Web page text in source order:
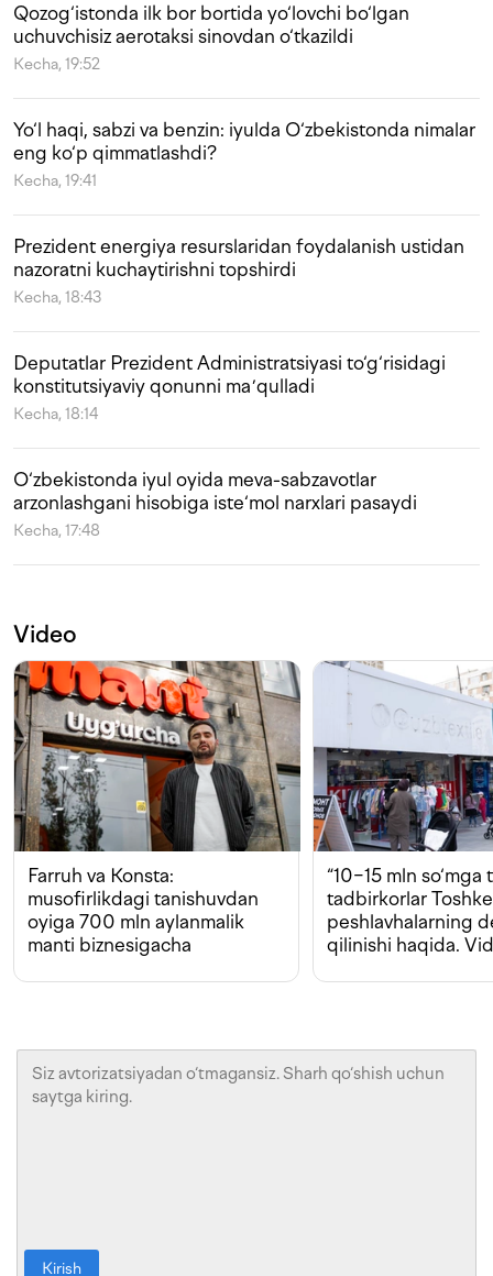
Qozog‘istonda ilk bor bortida yo‘lovchi bo‘lgan
uchuvchisiz aerotaksi sinovdan o‘tkazildi
Kecha, 19:52
Yo‘l haqi, sabzi va benzin: iyulda O‘zbekistonda nimalar
eng ko‘p qimmatlashdi?
Kecha, 19:41
Prezident energiya resurslaridan foydalanish ustidan
nazoratni kuchaytirishni topshirdi
Kecha, 18:43
Deputatlar Prezident Administratsiyasi to‘g‘risidagi
konstitutsiyaviy qonunni maʼqulladi
Kecha, 18:14
O‘zbekistonda iyul oyida meva-sabzavotlar
arzonlashgani hisobiga iste‘mol narxlari pasaydi
Kecha, 17:48
Video
Farruh va Konsta:
musofirlikdagi tanishuvdan
oyiga 700 mln aylanmalik
manti biznesigacha
“10−15 mln so‘mga
tadbirkorlar
peshlavhalarning
qilinishi haqida.
Kirish